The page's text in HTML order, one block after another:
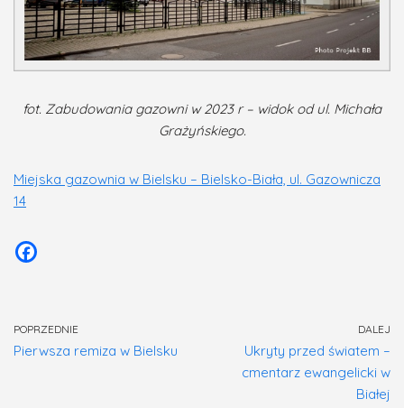
fot. Zabudowania gazowni w 2023 r – widok od ul. Michała
Grażyńskiego.
Miejska gazownia w Bielsku – Bielsko-Biała, ul. Gazownicza
14
POPRZEDNIE
Pierwsza remiza w Bielsku
DALEJ
Ukryty przed światem –
cmentarz ewangelicki w
Białej